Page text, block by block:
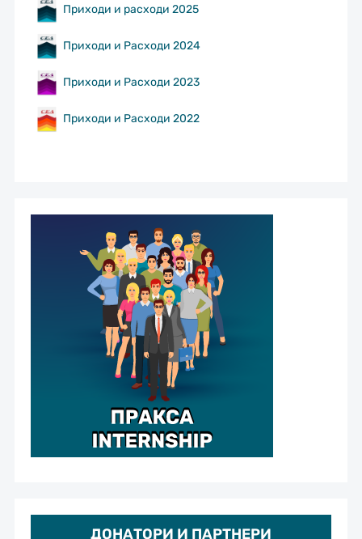
Приходи и расходи 2025
Приходи и Расходи 2024
Приходи и Расходи 2023
Приходи и Расходи 2022
ДОНАТОРИ И ПАРТНЕРИ